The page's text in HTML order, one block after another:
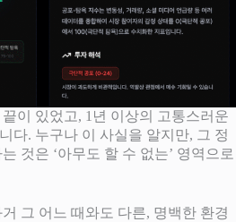
이 있었고, 1년 이상의 고통스러운
다. 누구나 이 사실을 알지만, 그 정
것은 ‘아무도 할 수 없는’ 영역으로
그 어느 때와도 다른, 명백한 환경